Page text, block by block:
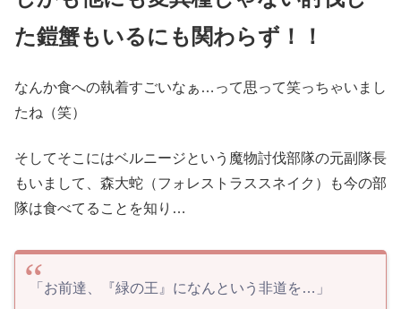
た鎧蟹もいるにも関わらず！！
なんか食への執着すごいなぁ…って思って笑っちゃいまし
たね（笑）
そしてそこにはベルニージという魔物討伐部隊の元副隊長
もいまして、森大蛇（フォレストラススネイク）も今の部
隊は食べてることを知り…
「お前達、『緑の王』になんという非道を…」